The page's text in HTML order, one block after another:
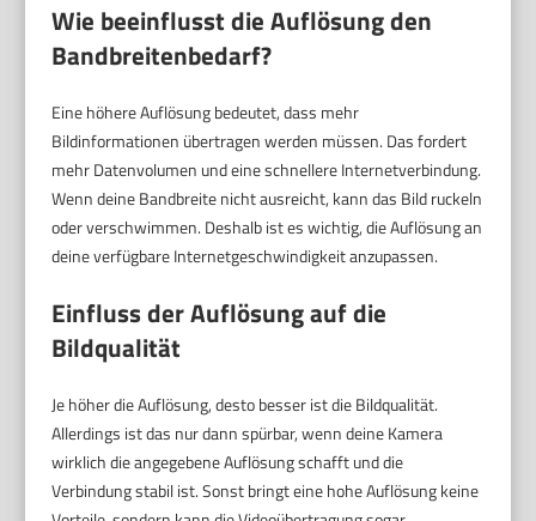
Wie beeinflusst die Auflösung den
Bandbreitenbedarf?
Eine höhere Auflösung bedeutet, dass mehr
Bildinformationen übertragen werden müssen. Das fordert
mehr Datenvolumen und eine schnellere Internetverbindung.
Wenn deine Bandbreite nicht ausreicht, kann das Bild ruckeln
oder verschwimmen. Deshalb ist es wichtig, die Auflösung an
deine verfügbare Internetgeschwindigkeit anzupassen.
Einfluss der Auflösung auf die
Bildqualität
Je höher die Auflösung, desto besser ist die Bildqualität.
Allerdings ist das nur dann spürbar, wenn deine Kamera
wirklich die angegebene Auflösung schafft und die
Verbindung stabil ist. Sonst bringt eine hohe Auflösung keine